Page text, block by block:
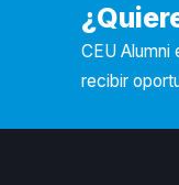
CEU
recibir